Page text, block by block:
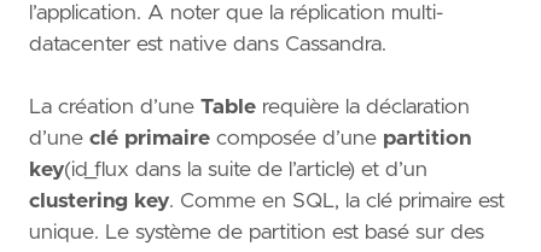
l’application. A noter que la réplication multi-
datacenter est native dans Cassandra.
La création d’une Table requière la déclaration
d’une clé primaire composée d’une partition
key(id_flux dans la suite de l’article) et d’un
clustering key. Comme en SQL, la clé primaire est
unique. Le système de partition est basé sur des